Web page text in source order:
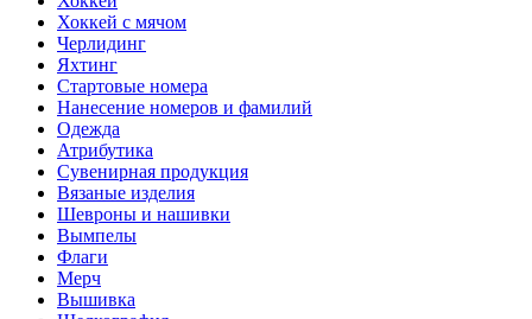
Хоккей с мячом
Черлидинг
Яхтинг
Стартовые номера
Нанесение номеров и фамилий
Одежда
Атрибутика
Сувенирная продукция
Вязаные изделия
Шевроны и нашивки
Вымпелы
Флаги
Мерч
Вышивка